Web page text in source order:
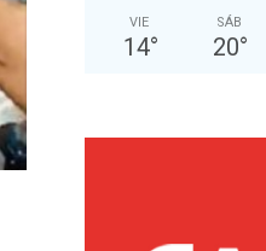
VIE
14°
SÁB
20°